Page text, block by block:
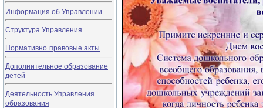
Информация об Управлении
Структура Управления
Нормативно-правовые акты
Дополнительное образование
детей
Деятельность Управления
образования